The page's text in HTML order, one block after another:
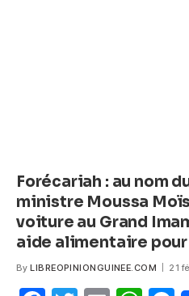
Forécariah : au nom
ministre Moussa
voiture au Grand
aide alimentaire pour
By LIBREOPINIONGUINEE.COM 21